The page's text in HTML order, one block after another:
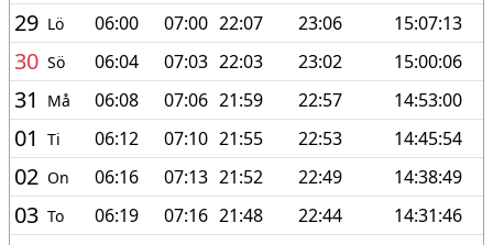
29 Lö 06:00 07:00 22:07 23:06 15:07:13
30 Sö 06:04 07:03 22:03 23:02 15:00:06
31 Må 06:08 07:06 21:59 22:57 14:53:00
01 Ti 06:12 07:10 21:55 22:53 14:45:54
02 On 06:16 07:13 21:52 22:49 14:38:49
03 To 06:19 07:16 21:48 22:44 14:31:46